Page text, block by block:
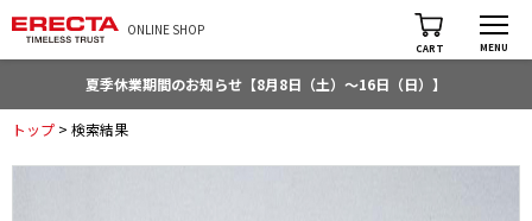
ONLINE SHOP
CART MENU
夏季休業期間のお知らせ【8月8日（土）～16日（日）】
トップ > 検索結果